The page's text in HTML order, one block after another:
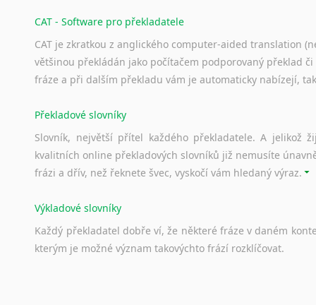
CAT - Software pro překladatele
CAT je zkratkou z anglického computer-aided translation
většinou překládán jako počítačem podporovaný překlad
fráze a při dalším překladu vám je automaticky nabízejí,
Překladové slovníky
Slovník, největší přítel každého překladatele. A jelikož
kvalitních online překladových slovníků již nemusíte
frázi a dřív, než řeknete švec, vyskočí vám hledaný výraz.
Výkladové slovníky
Každý překladatel dobře ví, že některé fráze v daném
kterým je možné význam takovýchto frází rozklíčovat.